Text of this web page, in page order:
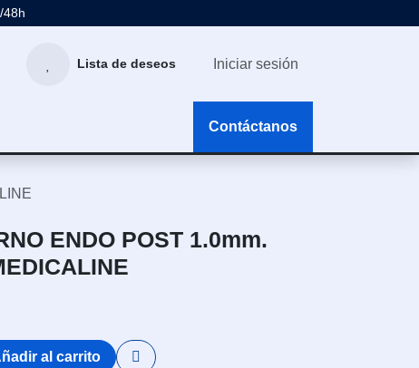
48h
Lista de deseos Iniciar sesión
Contáctanos
ENDO POST 1.0mm.
al carrito